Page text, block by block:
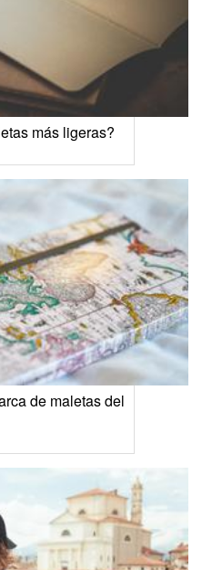
más ligeras?
de maletas del